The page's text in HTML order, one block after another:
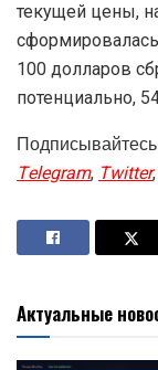
текущей цены,
100 долларов
потенциально,
Telegram,Twitter,
Актуальные